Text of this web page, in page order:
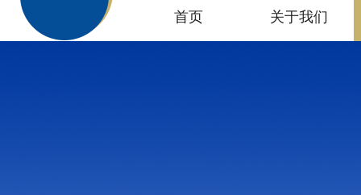
首页 关于我们